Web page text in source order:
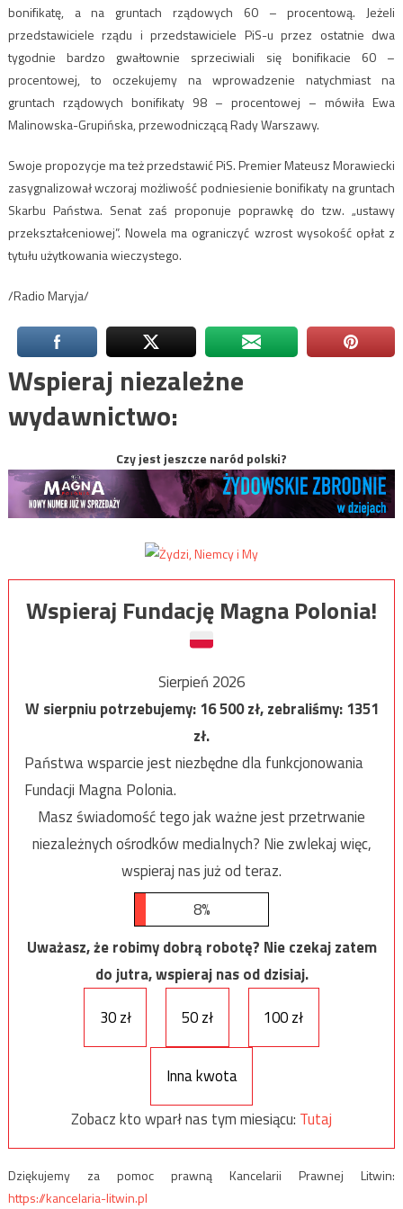
bonifikatę, a na gruntach rządowych 60 – procentową. Jeżeli
przedstawiciele rządu i przedstawiciele PiS-u przez ostatnie dwa
tygodnie bardzo gwałtownie sprzeciwiali się bonifikacie 60 –
procentowej, to oczekujemy na wprowadzenie natychmiast na
gruntach rządowych bonifikaty 98 – procentowej – mówiła Ewa
Malinowska-Grupińska, przewodniczącą Rady Warszawy.
Swoje propozycje ma też przedstawić PiS. Premier Mateusz Morawiecki
zasygnalizował wczoraj możliwość podniesienie bonifikaty na gruntach
Skarbu Państwa. Senat zaś proponuje poprawkę do tzw. „ustawy
przekształceniowej”. Nowela ma ograniczyć wzrost wysokość opłat z
tytułu użytkowania wieczystego.
/Radio Maryja/
Wspieraj niezależne
wydawnictwo:
Czy jest jeszcze naród polski?
Wspieraj Fundację Magna Polonia!
Sierpień 2026
W sierpniu potrzebujemy:16 500zł, zebraliśmy:1351
zł.
Państwa wsparcie jest niezbędne dla funkcjonowania
Fundacji Magna Polonia.
Masz świadomość tego jak ważne jest przetrwanie
niezależnych ośrodków medialnych? Nie zwlekaj więc,
wspieraj nas już od teraz.
8%
Uważasz, że robimy dobrą robotę? Nie czekaj zatem
do jutra, wspieraj nas od dzisiaj.
30 zł
50 zł 100 zł
Inna kwota
Zobacz kto wparł nas tym miesiącu: Tutaj
Dziękujemy za pomoc prawną Kancelarii Prawnej Litwin:
https://kancelaria-litwin.pl